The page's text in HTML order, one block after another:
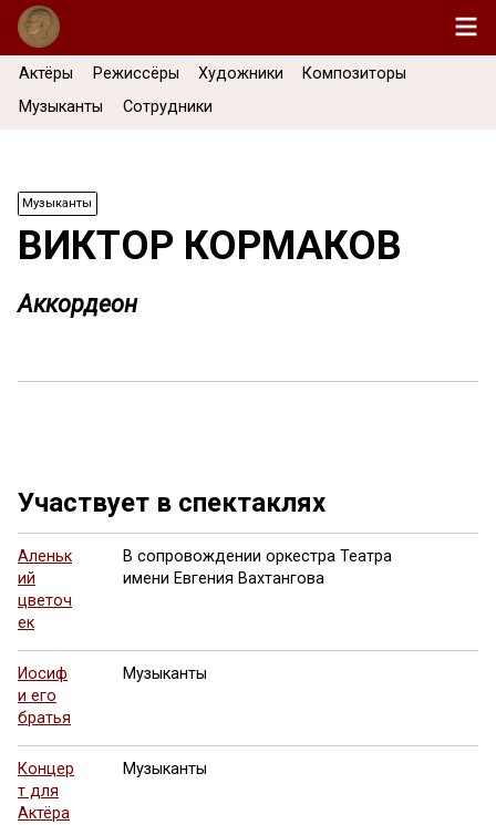
Актёры Режиссёры Художники
Композиторы
Музыканты
Сотрудники
Музыканты
ВИКТОР КОРМАКОВ
Аккордеон
Участвует в спектаклях
Аленьк
ий
цветоч
ек
В сопровождении оркестра Театра
имени Евгения Вахтангова
Иосиф
и его
братья
Музыканты
Концер
т для
Актёра
Музыканты